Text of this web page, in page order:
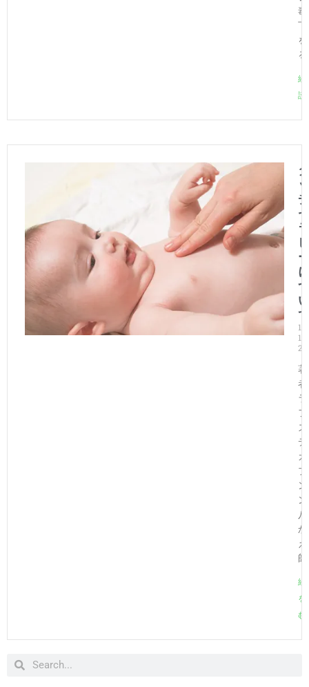
る
続
読
11
12,
著
師
続
を
む